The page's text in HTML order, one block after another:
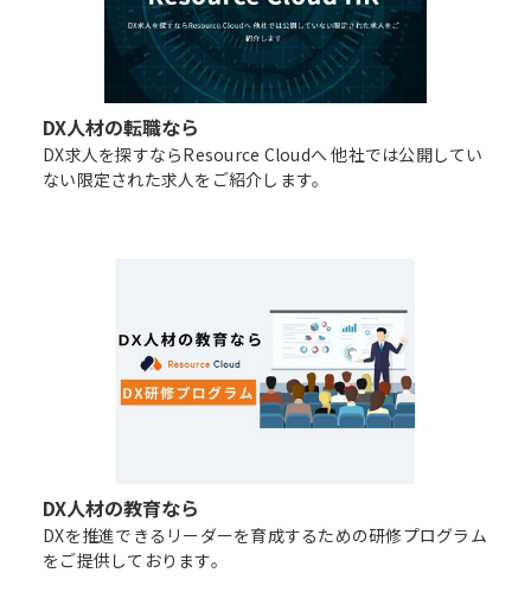
DX人材の転職なら
DX求人を探すならResource Cloudへ 他社では公開してい
ない限定された求人をご紹介します。
DX人材の教育なら
DXを推進できるリーダーを育成するための研修プログラム
をご提供しております。